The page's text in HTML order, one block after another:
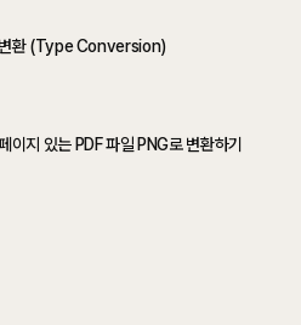
환 (Type Conversion)
이지 있는 PDF 파일 PNG로 변환하기